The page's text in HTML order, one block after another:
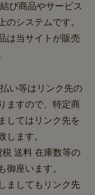
び商品やサービス
のシステムです。
は当サイトが販売
い等はリンク先の
ますので、特定商
してはリンク先を
します。
送料 在庫数等の
御座います。
ましてもリンク先